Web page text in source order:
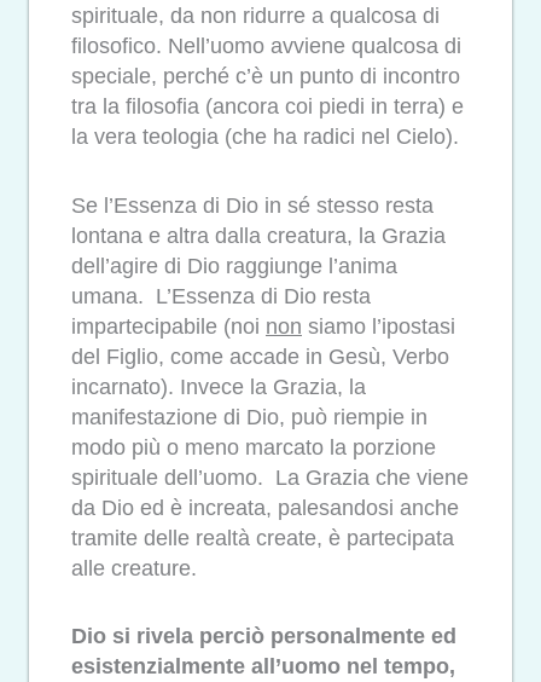
spirituale, da non ridurre a qualcosa di
filosofico. Nell’uomo avviene qualcosa di
speciale, perché c’è un punto di incontro
tra la filosofia (ancora coi piedi in terra) e
la vera teologia (che ha radici nel Cielo).
Se l’Essenza di Dio in sé stesso resta
lontana e altra dalla creatura, la Grazia
dell’agire di Dio raggiunge l’anima
umana. L’Essenza di Dio resta
impartecipabile (noi non siamo l’ipostasi
del Figlio, come accade in Gesù, Verbo
incarnato). Invece la Grazia, la
manifestazione di Dio, può riempie in
modo più o meno marcato la porzione
spirituale dell’uomo. La Grazia che viene
da Dio ed è increata, palesandosi anche
tramite delle realtà create, è partecipata
alle creature.
Dio si rivela perciò personalmente ed
esistenzialmente all’uomo nel tempo,